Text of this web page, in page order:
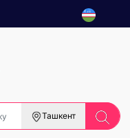
Ташкент